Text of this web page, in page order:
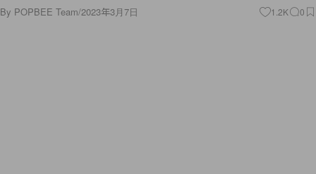
By POPBEE Team/2023年3月7日 1.2K 0